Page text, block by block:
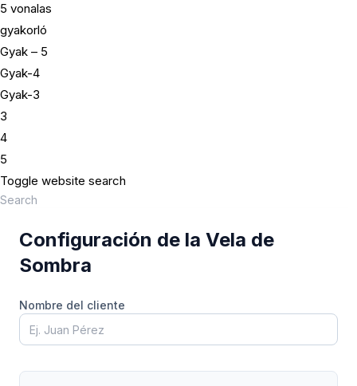
5 vonalas
gyakorló
Gyak – 5
Gyak-4
Gyak-3
3
4
5
Toggle website search
Configuración de la Vela de
Sombra
Nombre del cliente